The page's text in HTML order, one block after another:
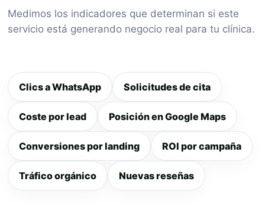
Medimos los indicadores que determinan si este
servicio está generando negocio real para tu clínica.
Clics a WhatsApp Solicitudes de cita
Coste por lead Posición en Google Maps
Conversiones por landing ROI por campaña
Tráfico orgánico Nuevas reseñas